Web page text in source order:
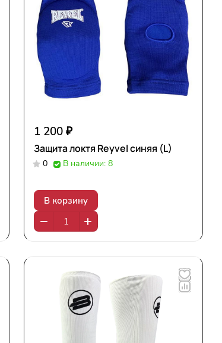
1 200 ₽
Защита локтя Reyvel синяя (L)
0 В наличии: 8
В корзину